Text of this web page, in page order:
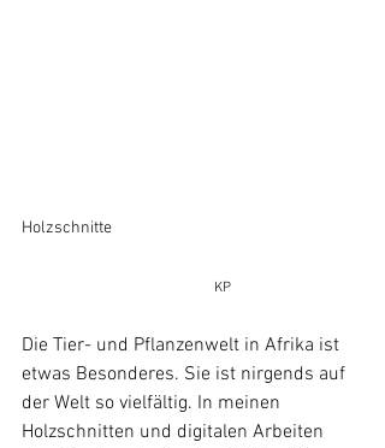
KP
Die Tier- und Pflanzenwelt in Afrika ist
etwas Besonderes. Sie ist nirgends auf
der Welt so vielfältig. In meinen
Holzschnitten und digitalen Arbeiten